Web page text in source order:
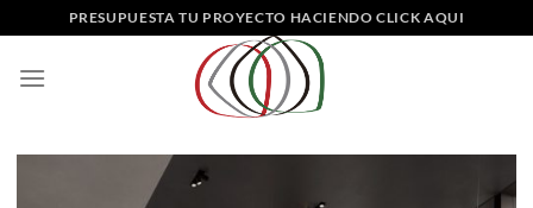
al
contenido
PRESUPUESTA TU PROYECTO HACIENDO CLICK AQUI